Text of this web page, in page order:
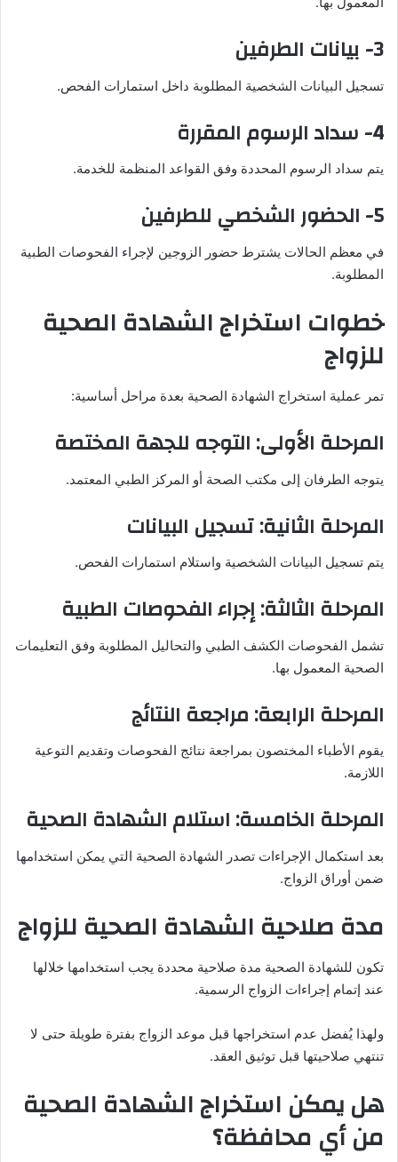
3- بيانات الطرفين
تسجيل البيانات الشخصية المطلوبة داخل استمارات الفحص.
4- سداد الرسوم المقررة
يتم سداد الرسوم المحددة وفق القواعد المنظمة للخدمة.
5- الحضور الشخصي للطرفين
في معظم الحالات يشترط حضور الزوجين لإجراء الفحوصات الطبية
المطلوبة.
خطوات استخراج الشهادة الصحية
للزواج
تمر عملية استخراج الشهادة الصحية بعدة مراحل أساسية:
المرحلة الأولى: التوجه للجهة المختصة
يتوجه الطرفان إلى مكتب الصحة أو المركز الطبي المعتمد.
المرحلة الثانية: تسجيل البيانات
يتم تسجيل البيانات الشخصية واستلام استمارات الفحص.
المرحلة الثالثة: إجراء الفحوصات الطبية
تشمل الفحوصات الكشف الطبي والتحاليل المطلوبة وفق التعليمات
الصحية المعمول بها.
المرحلة الرابعة: مراجعة النتائج
يقوم الأطباء المختصون بمراجعة نتائج الفحوصات وتقديم التوعية
اللازمة.
المرحلة الخامسة: استلام الشهادة الصحية
بعد استكمال الإجراءات تصدر الشهادة الصحية التي يمكن استخدامها
ضمن أوراق الزواج.
مدة صلاحية الشهادة الصحية للزواج
تكون للشهادة الصحية مدة صلاحية محددة يجب استخدامها خلالها
عند إتمام إجراءات الزواج الرسمية.
ولهذا يُفضل عدم استخراجها قبل موعد الزواج بفترة طويلة حتى لا
تنتهي صلاحيتها قبل توثيق العقد.
هل يمكن استخراج الشهادة الصحية
من أي محافظة؟